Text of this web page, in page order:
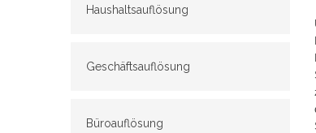
Haushaltsauflösung
Geschäftsauflösung
Büroauflösung